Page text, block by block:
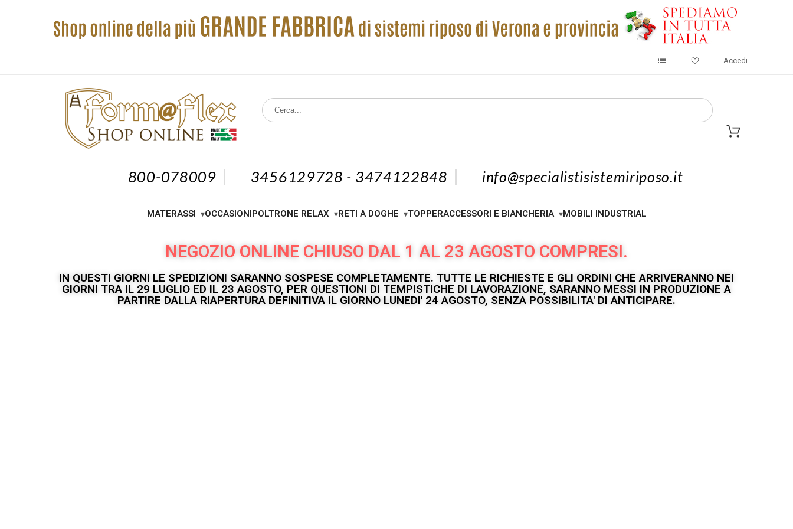
Accedi
800-078009 3456129728 - 3474122848 info@specialistisistemiriposo.it
MATERASSI OCCASIONIPOLTRONE RELAX RETI A DOGHE TOPPERACCESSORI E BIANCHERIA MOBILI INDUSTRIAL
NEGOZIO ONLINE CHIUSO DAL 1 AL 23 AGOSTO COMPRESI.
IN QUESTI GIORNI LE SPEDIZIONI SARANNO SOSPESE COMPLETAMENTE. TUTTE LE RICHIESTE E GLI ORDINI CHE ARRIVERANNO NEI
GIORNI TRA IL 29 LUGLIO ED IL 23 AGOSTO, PER QUESTIONI DI TEMPISTICHE DI LAVORAZIONE, SARANNO MESSI IN PRODUZIONE A
PARTIRE DALLA RIAPERTURA DEFINITIVA IL GIORNO LUNEDI' 24 AGOSTO, SENZA POSSIBILITA' DI ANTICIPARE.